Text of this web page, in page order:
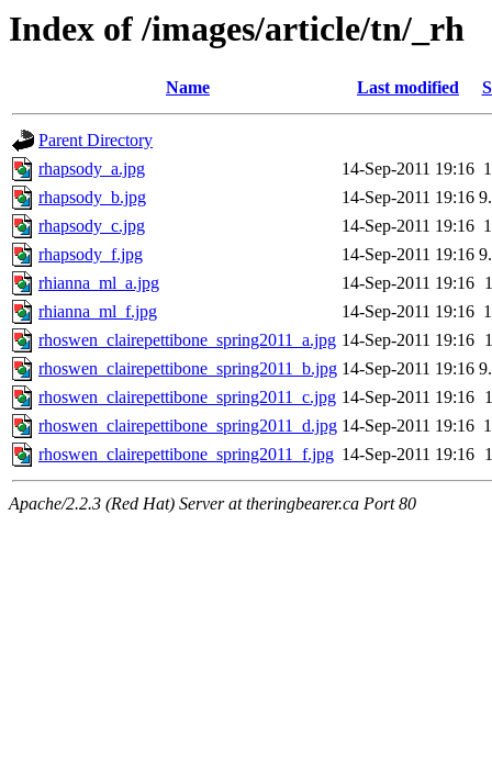
Index of /images/article/tn/_rh
Name Last modified
Parent Directory
rhapsody_a.jpg
14-Sep-2011 19:16
rhapsody_b.jpg
14-Sep-2011 19:16
rhapsody_c.jpg
14-Sep-2011 19:16
rhapsody_f.jpg
14-Sep-2011 19:16
rhianna_ml_a.jpg
14-Sep-2011 19:16
rhianna_ml_f.jpg
14-Sep-2011 19:16
rhoswen_clairepettibone_spring2011_a.jpg 14-Sep-2011 19:16
rhoswen_clairepettibone_spring2011_b.jpg 14-Sep-2011 19:16
rhoswen_clairepettibone_spring2011_c.jpg 14-Sep-2011 19:16
rhoswen_clairepettibone_spring2011_d.jpg 14-Sep-2011 19:16
rhoswen_clairepettibone_spring2011_f.jpg 14-Sep-2011 19:16
Apache/2.2.3 (Red Hat) Server at theringbearer.ca Port 80